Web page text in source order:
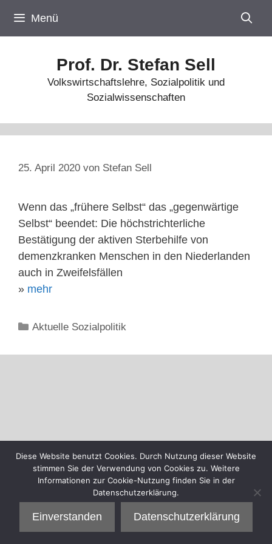
Inhalt
springen
Menü
Prof. Dr. Stefan Sell
Volkswirtschaftslehre, Sozialpolitik und
Sozialwissenschaften
25. April 2020 von Stefan Sell
Wenn das „frühere Selbst“ das „gegenwärtige
Selbst“ beendet: Die höchstrichterliche
Bestätigung der aktiven Sterbehilfe von
demenzkranken Menschen in den Niederlanden
auch in Zweifelsfällen
» mehr
Kategorien
Aktuelle Sozialpolitik
Diese Website benutzt Cookies. Durch Nutzung dieser Website
stimmen Sie der Verwendung von Cookies zu. Weitere
Informationen zur Cookie-Nutzung finden Sie in der
Datenschutzerklärung.
Einverstanden Datenschutzerklärung